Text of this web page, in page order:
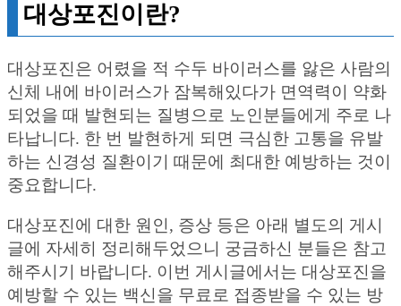
대상포진이란?
대상포진은 어렸을 적 수두 바이러스를 앓은 사람의
신체 내에 바이러스가 잠복해있다가 면역력이 약화
되었을 때 발현되는 질병으로 노인분들에게 주로 나
타납니다. 한 번 발현하게 되면 극심한 고통을 유발
하는 신경성 질환이기 때문에 최대한 예방하는 것이
중요합니다.
대상포진에 대한 원인, 증상 등은 아래 별도의 게시
글에 자세히 정리해두었으니 궁금하신 분들은 참고
해주시기 바랍니다. 이번 게시글에서는 대상포진을
예방할 수 있는 백신을 무료로 접종받을 수 있는 방